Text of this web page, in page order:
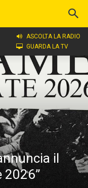
ASCOLTA LA RADIO
GUARDA LA TV
il
2026”